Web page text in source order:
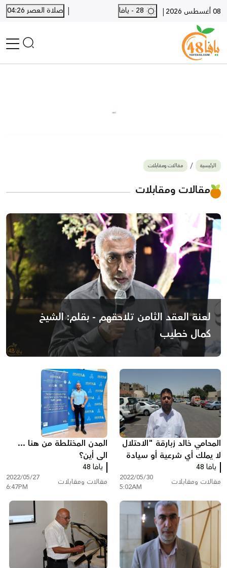
08 أغسطس 2026 |
| صلاة العصر 04:26
بيع وشراء
أخبار القدس
وفيات
ارسل خبر
الرئيسية مقالات ومقابلات
مقالات ومقابلات
لعنة العقد الثامن تلاحقهم - بقلم: الشيخ
كمال خطيب
المحامي خالد زبارقة "الاحتلال
لا يملك أي شرعية أو سيادة
على القدس"
يافا 48
مقالات ومقابلات
2022/05/30
5:02AM
المدن المختلطة من هنا ...
الى أين؟
يافا 48
مقالات ومقابلات
2022/05/27
6:47PM